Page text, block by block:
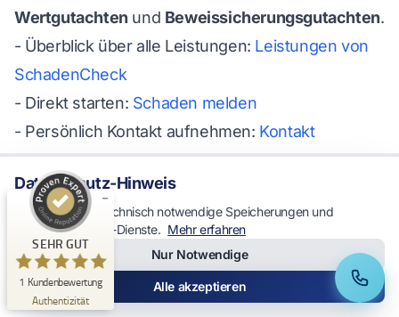
Wertgutachten und Beweissicherungsgutachten.
- Überblick über alle Leistungen: Leistungen von
SchadenCheck
- Direkt starten: Schaden melden
- Persönlich Kontakt aufnehmen: Kontakt
- Mehr Fachwissen im Themenbereich:Blog von
SchadenCheck
- Startseite:
SchadenCheck
Wenn Sie möchten, schildern Sie kurz den Unfall
(wann, wo, welche Schäden sichtbar,
Fahrzeugtyp). Dann lässt sich meist schnell
Anrufen WhatsApp
Datenschutz-Hinweis
Wir verwenden technisch notwendige Speicherungen und
optionale Analyse-Dienste. Mehr erfahren
Nur Notwendige
Alle akzeptieren
SEHR GUT
1 Kundenbewertung
Authentizität
KFZ Gutachter Remscheid & KFZ Sachverständiger
100
%
SEHR GUT
5,00
/
5,00
1
Bewertung auf ProvenExpert.com
Erfahren Sie mehr über dieses Bewertungssiegel
29.12.2025
Profil ansehen